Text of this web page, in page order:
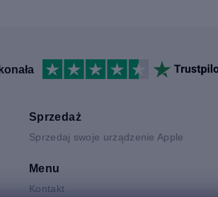
Sprzedaż
Sprzedaj swoje urządzenie Apple
Menu
Kontakt